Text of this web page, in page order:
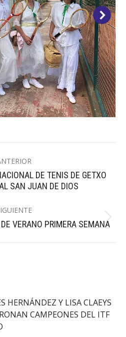
Publicación
anterior:
DE TENIS DE GETXO
SAN JUAN DE DIOS
Publicación
VERANO PRIMERA SEMANA
HERNÁNDEZ Y LISA CLAEYS
CAMPEONES DEL ITF